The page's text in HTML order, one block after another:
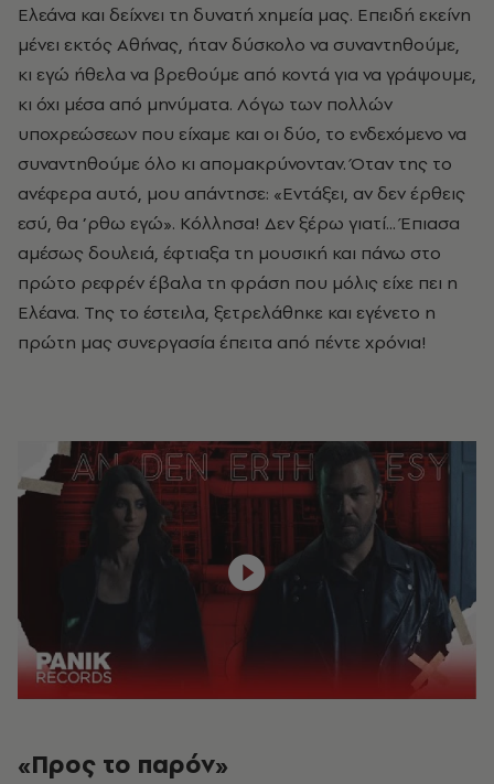
Ελεάνα και δείχνει τη δυνατή χημεία μας. Επειδή εκείνη
μένει εκτός Αθήνας, ήταν δύσκολο να συναντηθούμε,
κι εγώ ήθελα να βρεθούμε από κοντά για να γράψουμε,
κι όχι μέσα από μηνύματα. Λόγω των πολλών
υποχρεώσεων που είχαμε και οι δύο, το ενδεχόμενο να
συναντηθούμε όλο κι απομακρύνονταν. Όταν της το
ανέφερα αυτό, μου απάντησε: «Εντάξει, αν δεν έρθεις
εσύ, θα ’ρθω εγώ». Κόλλησα! Δεν ξέρω γιατί... Έπιασα
αμέσως δουλειά, έφτιαξα τη μουσική και πάνω στο
πρώτο ρεφρέν έβαλα τη φράση που μόλις είχε πει η
Ελέανα. Της το έστειλα, ξετρελάθηκε και εγένετο η
πρώτη μας συνεργασία έπειτα από πέντε χρόνια!
«Προς το παρόν»